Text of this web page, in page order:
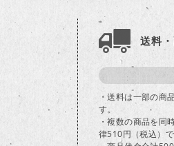
送料
・送料は一部の商
す。
・複数の商品を同
律510円（税込）で